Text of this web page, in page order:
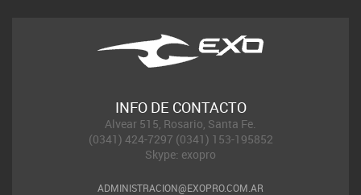
INFO DE CONTACTO
Alvear 515, Rosario, Santa Fe.
(0341) 424-7297 (0341) 153-195852
Skype: exopro
ADMINISTRACION@EXOPRO.COM.AR